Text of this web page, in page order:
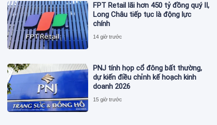
FPT Retail lãi hơn 450 tỷ đồng quý II,
Long Châu tiếp tục là động lực
chính
14 giờ trước
PNJ tính họp cổ đông bất thường,
dự kiến điều chỉnh kế hoạch kinh
doanh 2026
15 giờ trước